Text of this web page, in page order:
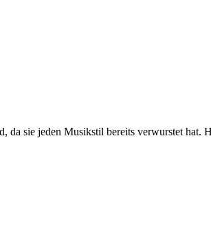
da sie jeden Musikstil bereits verwurstet hat.